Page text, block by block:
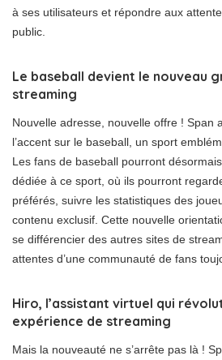
à ses utilisateurs et répondre aux
public.
Le baseball devient le nouveau
streaming
Nouvelle adresse, nouvelle offre ! Span
l’accent sur le baseball, un sport
Les fans de baseball pourront
dédiée à ce sport, où ils pourront
préférés, suivre les statistiques des
contenu exclusif. Cette nouvelle
se différencier des autres sites de
attentes d’une communauté de fans
Hiro, l’assistant virtuel qui
expérience de streaming
Mais la nouveauté ne s’arrête pas là !